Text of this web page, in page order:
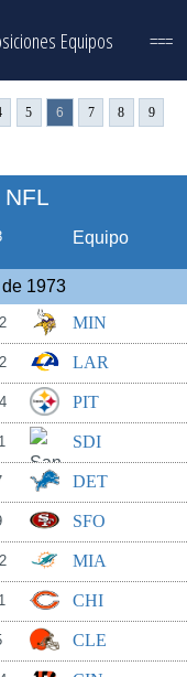
Equipos ===
5 6 7 8 9
Equipo
1973
MIN
LAR
PIT
SDI
DET
SFO
MIA
CHI
CLE